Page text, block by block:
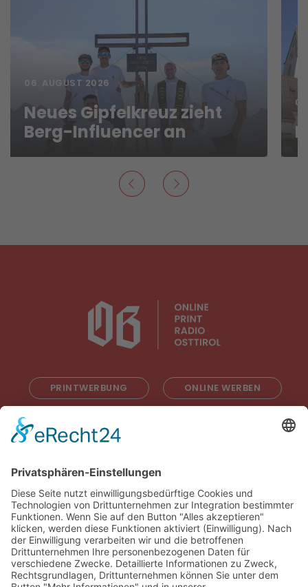
06. AUGUST 2026
Neues Gipfelkreuz zieht
Berg-Influencer an
PRINTWERBUNG ONLINE WERBEN